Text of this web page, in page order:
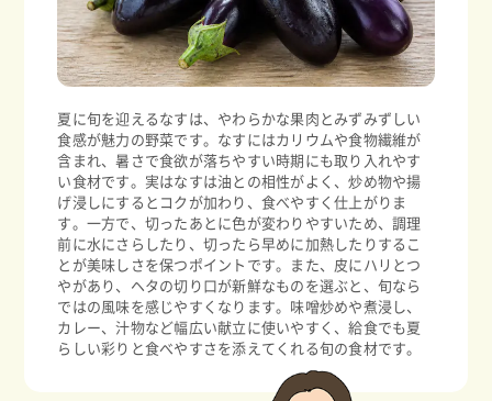
夏に旬を迎えるなすは、やわらかな果肉とみずみずしい
食感が魅力の野菜です。なすにはカリウムや食物繊維が
含まれ、暑さで食欲が落ちやすい時期にも取り入れやす
い食材です。実はなすは油との相性がよく、炒め物や揚
げ浸しにするとコクが加わり、食べやすく仕上がりま
す。一方で、切ったあとに色が変わりやすいため、調理
前に水にさらしたり、切ったら早めに加熱したりするこ
とが美味しさを保つポイントです。また、皮にハリとつ
やがあり、ヘタの切り口が新鮮なものを選ぶと、旬なら
ではの風味を感じやすくなります。味噌炒めや煮浸し、
カレー、汁物など幅広い献立に使いやすく、給食でも夏
らしい彩りと食べやすさを添えてくれる旬の食材です。